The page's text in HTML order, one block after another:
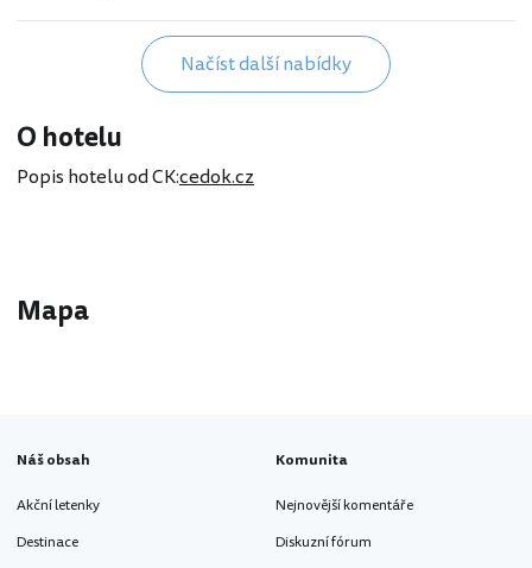
Načíst další nabídky
O hotelu
Popis hotelu od CK:cedok.cz
Mapa
Náš obsah
Akční letenky
Destinace
Komunita
Nejnovější komentáře
Diskuzní fórum